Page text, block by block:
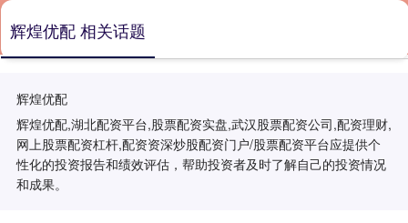
辉煌优配
辉煌优配,湖北配资平台,股票配资实盘,武汉股票配资公司,配资理财,
网上股票配资杠杆,配资资深炒股配资门户/股票配资平台应提供个
性化的投资报告和绩效评估，帮助投资者及时了解自己的投资情况
和成果。
辉煌优配 相关话题